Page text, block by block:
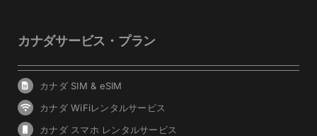
カナダサービス・プラン
カナダ SIM & eSIM
カナダ WiFiレンタルサービス
カナダ スマホ レンタルサービス